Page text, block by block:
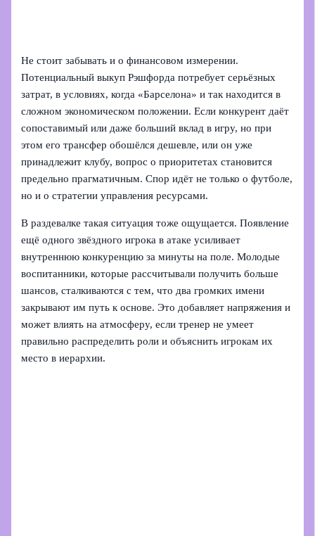
Не стоит забывать и о финансовом измерении.
Потенциальный выкуп Рэшфорда потребует серьёзных
затрат, в условиях, когда «Барселона» и так находится в
сложном экономическом положении. Если конкурент даёт
сопоставимый или даже больший вклад в игру, но при
этом его трансфер обошёлся дешевле, или он уже
принадлежит клубу, вопрос о приоритетах становится
предельно прагматичным. Спор идёт не только о футболе,
но и о стратегии управления ресурсами.
В раздевалке такая ситуация тоже ощущается. Появление
ещё одного звёздного игрока в атаке усиливает
внутреннюю конкуренцию за минуты на поле. Молодые
воспитанники, которые рассчитывали получить больше
шансов, сталкиваются с тем, что два громких имени
закрывают им путь к основе. Это добавляет напряжения и
может влиять на атмосферу, если тренер не умеет
правильно распределить роли и объяснить игрокам их
место в иерархии.